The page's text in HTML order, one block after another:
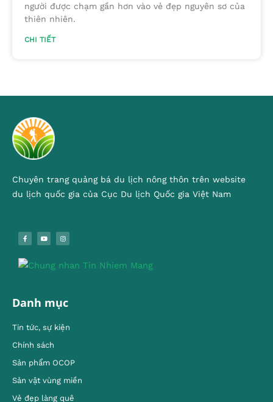
người được chạm gần hơn vào vẻ đẹp nguyên sơ của
thiên nhiên.
CHI TIẾT
Chuyên trang quảng bá du lịch nông thôn trên website
du lịch quốc gia của Cục Du lịch Quốc gia Việt Nam
Danh mục
Tin tức, sự kiện
Chính sách
Sản phẩm OCOP
Sản vật vùng miền
Vẻ đẹp làng quê